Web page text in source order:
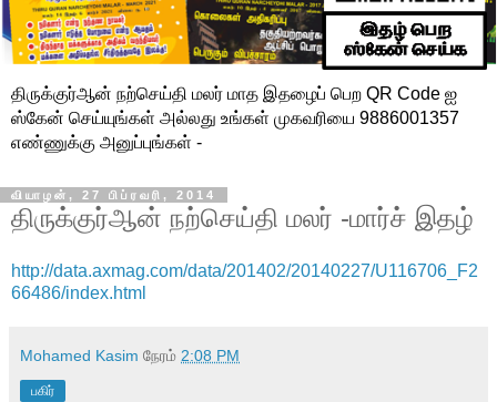
திருக்குர்ஆன் நற்செய்தி மலர் மாத இதழைப் பெற QR Code ஐ
ஸ்கேன் செய்யுங்கள் அல்லது உங்கள் முகவரியை 9886001357
எண்ணுக்கு அனுப்புங்கள் -
வியாழன், 27 பிப்ரவரி, 2014
திருக்குர்ஆன் நற்செய்தி மலர் -மார்ச் இதழ்
http://data.axmag.com/data/201402/20140227/U116706_F2
66486/index.html
Mohamed Kasim நேரம் 2:08 PM
பகிர்